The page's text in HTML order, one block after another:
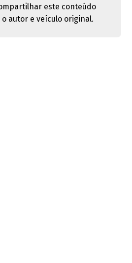
este conteúdo
autor e veículo original.